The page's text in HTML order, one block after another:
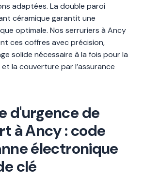
adaptées. La double paroi
céramique garantit une
optimale. Nos serruriers à Ancy
ces coffres avec précision,
solide nécessaire à la fois pour la
la couverture par l’assurance
d'urgence de
à Ancy : code
électronique
clé